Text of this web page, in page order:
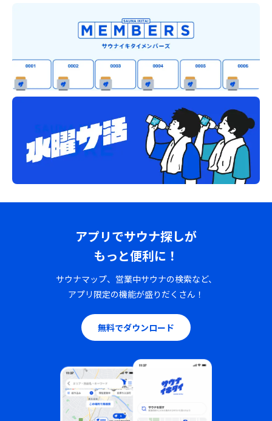
アプリでサウナ探しが
もっと便利に！
サウナマップ、営業中サウナの検索など、
アプリ限定の機能が盛りだくさん！
無料でダウンロード